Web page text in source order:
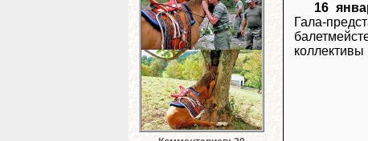
16
Гала-